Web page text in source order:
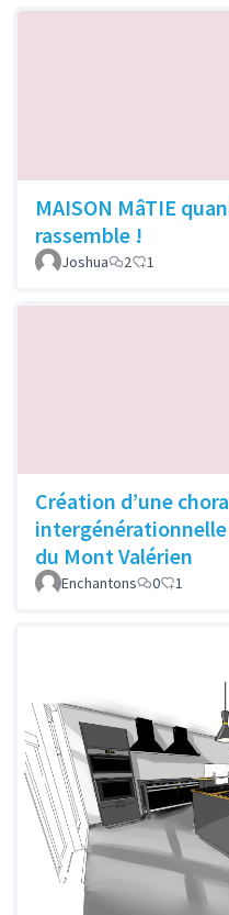
MAISON MâTIE
rassemble !
Joshua 2 1
Création d’une
du Mont Valérien
Enchantons 0 1